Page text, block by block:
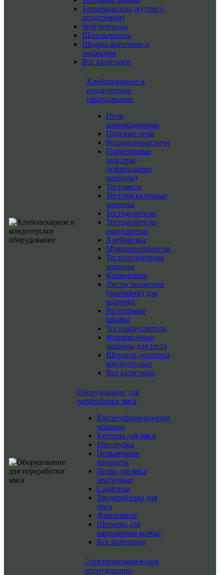
Термомиксеры (куттер с
подогревом)
Чебуречницы
Шашлычницы
Шкафы жарочные и
пекарские
Все категории
Хлебопекарное и
кондитерское
оборудование
Печи
конвекционные
Подовые печи
Ротационные печи
Планетарные
миксеры
(взбивальные
машины)
Тестомесы
Тестораскаточные
машины
Тестоделители
Тестоделители-
округлители
Хлеборезки
Мукопросеиватели
Тестоотсадочные
машины
Кремоварки
Листы пекарские
(противни) для
выпечки
Расстойные
шкафы
Тестоокруглители
Формовочные
машины для теста
Шприцы-дозаторы
кондитерские
Все категории
Оборудование для
переработки мяса
Котлетоформовочные
машины
Куттеры для мяса
Мясорубки
Пельменные
аппараты
Пилы для мяса
ленточные
Слайсеры
Тендерайзеры для
мяса
Фаршемесы
Шприцы для
наполнения колбас
Все категории
Электромеханическое
оборудование